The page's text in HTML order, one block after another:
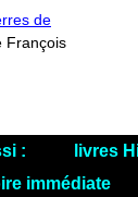
de
François
: livres
immédiate